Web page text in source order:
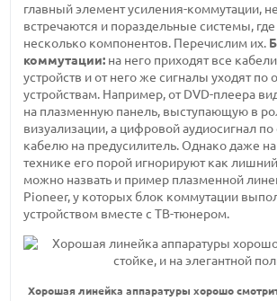
главный элемент усиления-коммутации,
встречаются и пораздельные системы,
несколько компонентов. Перечислим их.
коммутации: на него приходят все
устройств и от него же сигналы уходят по
устройствам. Например, от DVD-плеера
на плазменную панель, выступающую в
визуализации, а цифровой аудиосигнал
кабелю на предусилитель. Однако даже
технике его порой игнорируют как
можно назвать и пример плазменной
Pioneer, у которых блок коммутации
устройством вместе с ТВ-тюнером.
Хорошая линейка аппаратуры хорошо